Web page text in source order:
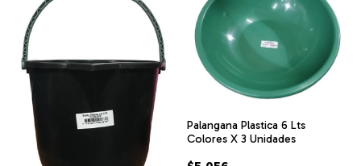
Palangana Plastica 6 Lts
Colores X 3 Unidades